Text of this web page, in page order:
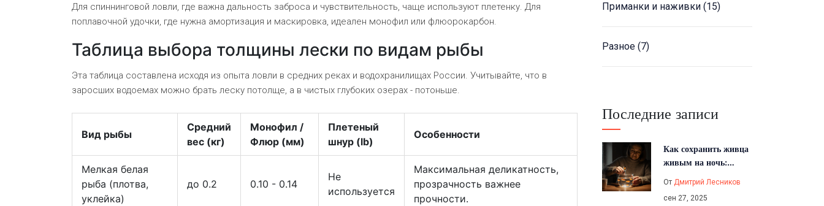
Для спиннинговой ловли, где важна дальность заброса и чувствительность, чаще используют плетенку. Для
поплавочной удочки, где нужна амортизация и маскировка, идеален монофил или флюорокарбон.
Таблица выбора толщины лески по видам рыбы
Эта таблица составлена исходя из опыта ловли в средних реках и водохранилищах России. Учитывайте, что в
заросших водоемах можно брать леску потолще, а в чистых глубоких озерах - потоньше.
Вид рыбы
Средний
вес (кг)
Монофил /
Флюр (мм)
Плетеный
шнур (lb)
Особенности
Мелкая белая
рыба (плотва,
уклейка)
до 0.2 0.10 - 0.14
Не
используется
Максимальная деликатность,
прозрачность важнее
прочности.
Приманки и наживки (15)
Разное (7)
Последние записи
Как сохранить живца
живым на ночь:
От Дмитрий Лесников
сен 27, 2025